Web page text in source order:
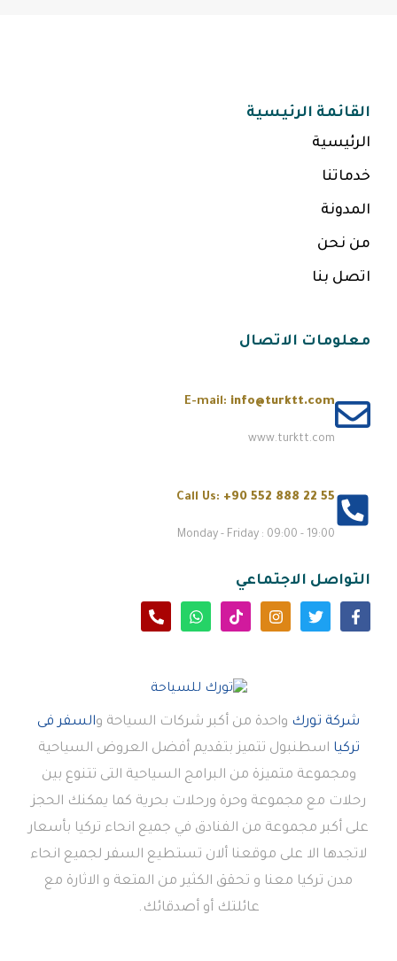
القائمة الرئيسية
الرئيسية
خدماتنا
المدونة
من نحن
اتصل بنا
معلومات الاتصال
E-mail: info@turktt.com
www.turktt.com
Call Us: +90 552 888 22 55
Monday - Friday : 09:00 - 19:00
التواصل الاجتماعي
شركة تورك واحدة من أكبر شركات السياحة والسفر فى
تركيا اسطنبول تتميز بتقديم أفضل العروض السياحية
ومجموعة متميزة من البرامج السياحية التى تتنوع بين
رحلات مع مجموعة وحرة ورحلات بحرية كما يمكنك الحجز
على أكبر مجموعة من الفنادق في جميع انحاء تركيا بأسعار
لاتجدها الا على موقعنا ألان تستطيع السفر لجميع انحاء
مدن تركيا معنا و تحقق الكثير من المتعة و الاثارة مع
عائلتك أو أصدقائك.